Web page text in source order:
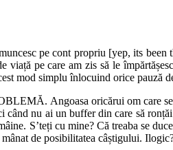
pe cont propriu [yep, its
viață pe care am zis să le
mod simplu înlocuind orice
Angoasa oricărui om care se
când nu ai un buffer din care să
S’teți cu mine? Că treaba se
de posibilitatea câștigului.